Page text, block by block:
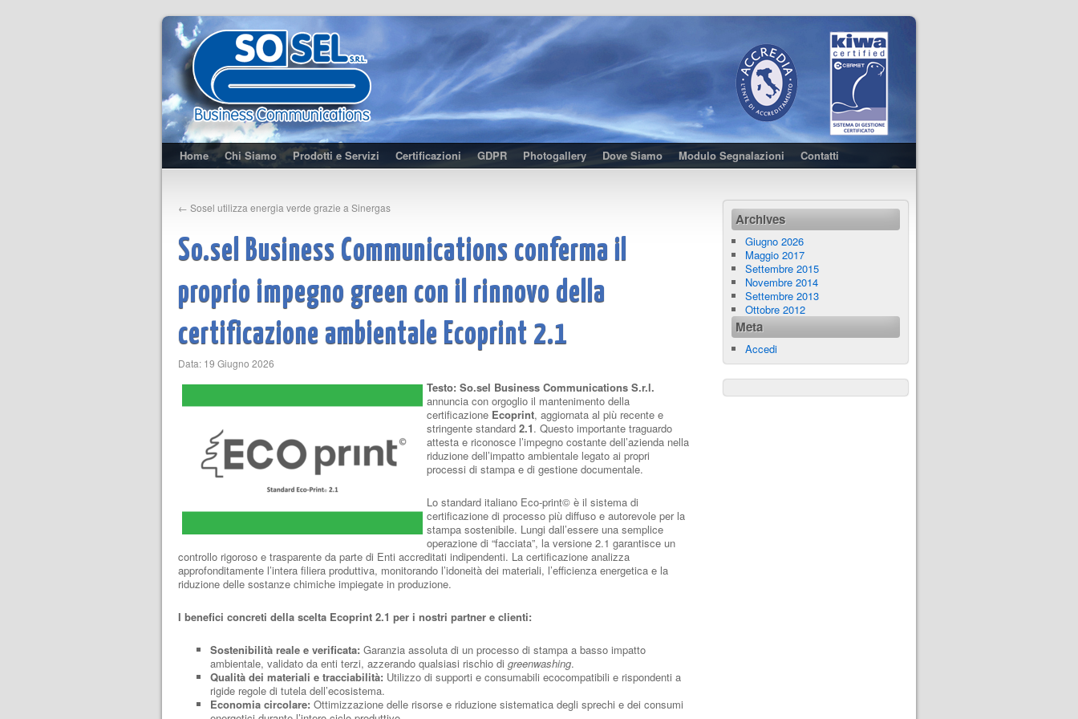
Home Chi Siamo Prodotti e Servizi Certificazioni GDPR Photogallery Dove Siamo Modulo Segnalazioni Contatti
← Sosel utilizza energia verde grazie a Sinergas
So.sel Business Communications conferma il
proprio impegno green con il rinnovo della
certificazione ambientale Ecoprint 2.1
Data: 19 Giugno 2026
Testo: So.sel Business Communications S.r.l.
annuncia con orgoglio il mantenimento della
certificazione Ecoprint, aggiornata al più recente e
stringente standard 2.1. Questo importante traguardo
attesta e riconosce l’impegno costante dell’azienda nella
riduzione dell’impatto ambientale legato ai propri
processi di stampa e di gestione documentale.
Lo standard italiano Eco-print© è il sistema di
certificazione di processo più diffuso e autorevole per la
stampa sostenibile. Lungi dall’essere una semplice
operazione di “facciata”, la versione 2.1 garantisce un
controllo rigoroso e trasparente da parte di Enti accreditati indipendenti. La certificazione analizza
approfonditamente l’intera filiera produttiva, monitorando l’idoneità dei materiali, l’efficienza energetica e la
riduzione delle sostanze chimiche impiegate in produzione.
I benefici concreti della scelta Ecoprint 2.1 per i nostri partner e clienti:
Sostenibilità reale e verificata: Garanzia assoluta di un processo di stampa a basso impatto
ambientale, validato da enti terzi, azzerando qualsiasi rischio di greenwashing.
Qualità dei materiali e tracciabilità: Utilizzo di supporti e consumabili ecocompatibili e rispondenti a
rigide regole di tutela dell’ecosistema.
Economia circolare: Ottimizzazione delle risorse e riduzione sistematica degli sprechi e dei consumi
Archives
Giugno 2026
Maggio 2017
Settembre 2015
Novembre 2014
Settembre 2013
Ottobre 2012
Meta
Accedi